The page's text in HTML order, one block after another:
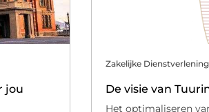
jou
Zakelijke Dienstverlening
De visie van
Het optimaliseren